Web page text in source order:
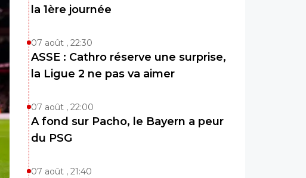
la 1ère journée
07 août , 22:30
ASSE : Cathro réserve une surprise,
la Ligue 2 ne pas va aimer
07 août , 22:00
A fond sur Pacho, le Bayern a peur
du PSG
07 août , 21:40